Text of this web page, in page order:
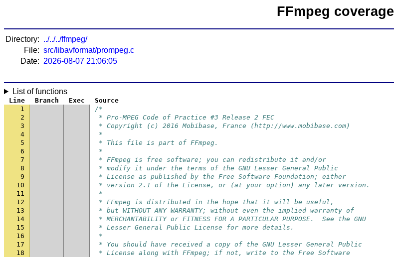
FFmpeg coverage
Directory: ../../../ffmpeg/
File: src/libavformat/prompeg.c
Date: 2026-08-07 21:06:05
List of functions
Line Branch Exec
Source
1
/*
2
* Pro-MPEG Code of Practice #3 Release 2 FEC
3
* Copyright (c) 2016 Mobibase, France (http://www.mobibase.com)
4
*
5
* This file is part of FFmpeg.
6
*
7
* FFmpeg is free software; you can redistribute it and/or
8
* modify it under the terms of the GNU Lesser General Public
9
* License as published by the Free Software Foundation; either
10
* version 2.1 of the License, or (at your option) any later version.
11
*
12
* FFmpeg is distributed in the hope that it will be useful,
13
* but WITHOUT ANY WARRANTY; without even the implied warranty of
14
* MERCHANTABILITY or FITNESS FOR A PARTICULAR PURPOSE.  See the GNU
15
* Lesser General Public License for more details.
16
*
17
* You should have received a copy of the GNU Lesser General Public
18
* License along with FFmpeg; if not, write to the Free Software